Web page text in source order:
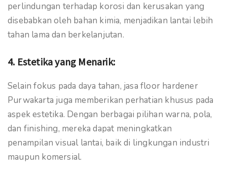
perlindungan terhadap korosi dan kerusakan yang
disebabkan oleh bahan kimia, menjadikan lantai lebih
tahan lama dan berkelanjutan.
4. Estetika yang Menarik:
Selain fokus pada daya tahan, jasa floor hardener
Purwakarta juga memberikan perhatian khusus pada
aspek estetika. Dengan berbagai pilihan warna, pola,
dan finishing, mereka dapat meningkatkan
penampilan visual lantai, baik di lingkungan industri
maupun komersial.